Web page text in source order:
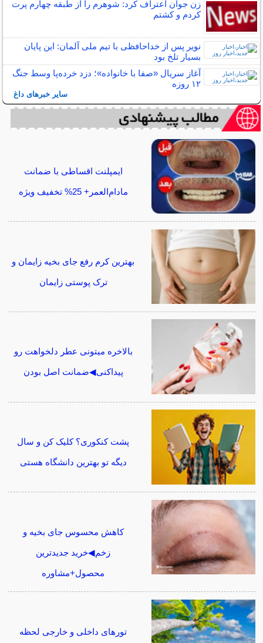
زن جوان اعتراف کرد: شوهرم را از طبقه چهارم پرت
کردم و کشتم
نویر پس از خداحافظی با تیم ملی آلمان: این پایان
بسیار تلخ بود
آغاز سریال «صفا با خانواده»؛ دزد خرده‌پا وسط جنگ
۱۲ روزه
سایر خبرهای داغ
ایمپلنت اقساطی با ضمانت
مادام‌العمر+ 25% تخفیف ویژه
بهترین کرم رفع جای بخیه زایمان و
ترک پوستی زایمان
بالاخره میتونی عطر دلخواهت رو
پیداکنی◀ضمانت اصل بودن
پشت کنکوری؟ کلیک کن و سال
دیگه تو بهترین دانشگاه هستی
کاهش محسوس جای بخیه و
زخم◀خرید جدیدترین
محصول+مشاوره
تورهای داخلی و خارجی لحظه